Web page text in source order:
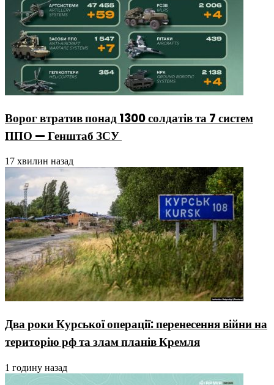
Ворог втратив понад 1300 солдатів та 7 систем
ППО — Генштаб ЗСУ
17 хвилин назад
Два роки Курської операції: перенесення війни на
територію рф та злам планів Кремля
1 годину назад